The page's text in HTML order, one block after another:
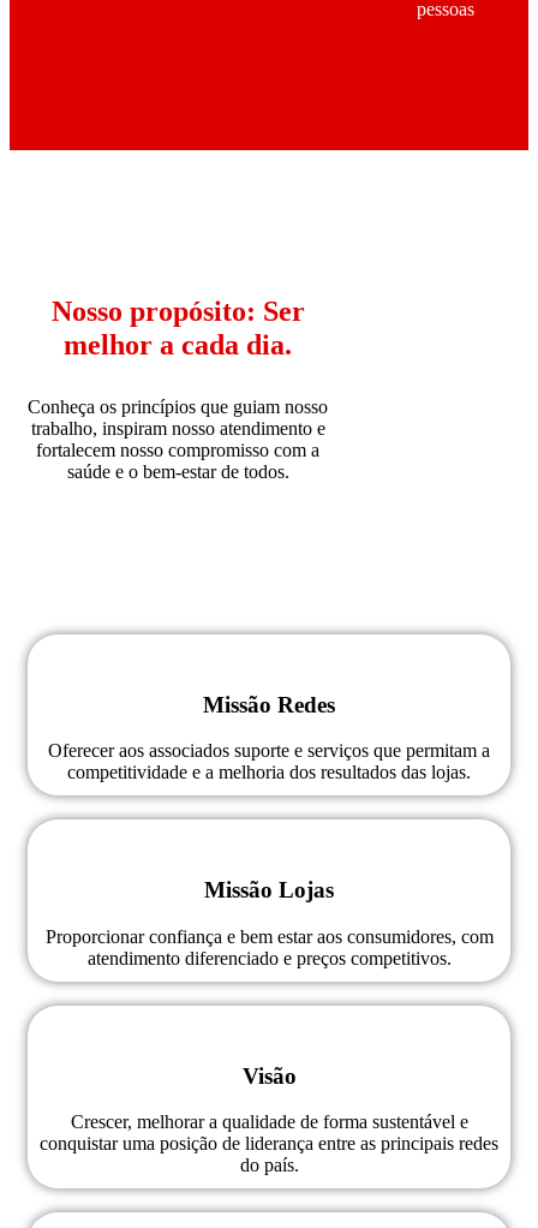
pessoas
Nosso propósito: Ser
melhor a cada dia.
Conheça os princípios que guiam nosso
trabalho, inspiram nosso atendimento e
fortalecem nosso compromisso com a
saúde e o bem-estar de todos.
Missão Redes
Oferecer aos associados suporte e serviços que permitam a
competitividade e a melhoria dos resultados das lojas.
Missão Lojas
Proporcionar confiança e bem estar aos consumidores, com
atendimento diferenciado e preços competitivos.
Visão
Crescer, melhorar a qualidade de forma sustentável e
conquistar uma posição de liderança entre as principais redes
do país.